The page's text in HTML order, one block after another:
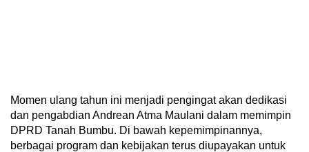
Momen ulang tahun ini menjadi pengingat akan dedikasi
dan pengabdian Andrean Atma Maulani dalam memimpin
DPRD Tanah Bumbu. Di bawah kepemimpinannya,
berbagai program dan kebijakan terus diupayakan untuk